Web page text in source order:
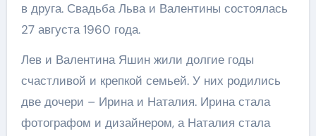
в друга. Свадьба Льва и Валентины состоялась
27 августа 1960 года.
Лев и Валентина Яшин жили долгие годы
счастливой и крепкой семьей. У них родились
две дочери – Ирина и Наталия. Ирина стала
фотографом и дизайнером, а Наталия стала